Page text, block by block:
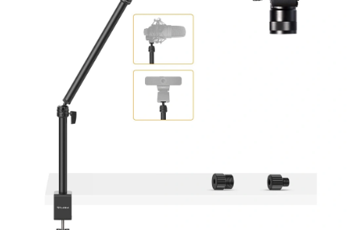
4,3
z
5